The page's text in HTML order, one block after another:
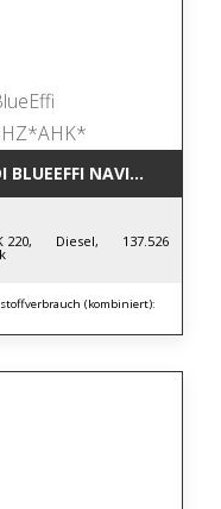
MERCEDES-BENZ GLK 220 CDI
220, Diesel, 137.526
(kombiniert):